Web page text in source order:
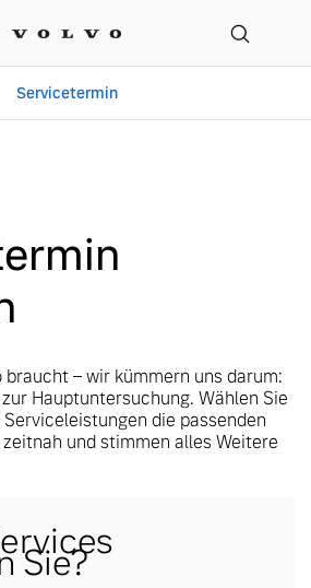
Servicetermin
Events
Servicetermin
Events
braucht – wir kümmern uns darum:
Hauptuntersuchung. Wählen Sie
die passenden
und stimmen alles Weitere
Sie?